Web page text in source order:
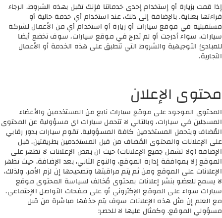
إذا قمت بزيارة أو إستخدام إحدى خدماتنا فإنك تقبل بهذه الشروط، الرجاء
قراءتها بعناية. بالإضافة إلى ذلك، عند استخدام أي خدمة حالية أو
مستقبلية في موقع سيارات أو زيارة أو استخدام أي من الأعمال لشركة
سيارات، سواء أدرجت أو لم تدرج في موقع سيارات، سوف تخضع أيضا
للمبادئ التوجيهية والشروط التي تنطبق على هذه الخدمة أو الأعمال
التجارية.
محتوى الإعلان
المحتوى الموجود على موقع سيارات نابع من المستخدمين والأعضاء
المسجلين في سيارات، وبالتالي لا تتحمل سيارات اي مسؤولية عن المحتوى
المُضاف ويتحمل المستخدمين كافة المسؤولية. تقوم سيارات بدور رقابي
على الإعلانات والمحتوى المُضاف من قبل المستخدمين بطريقتين، قبل
الإضافة (ولا تشمل جميع الإعلانات) حيث ان بعض الإعلانات لا تظهر على
الموقع إلا بموافقة إدارة الموقع، والنوع الثاني، بعد الإضافة، حيث تظهر
الإعلانات على الموقع ومن ثم يتم مراقبتها وتصحيحها إن لزم الأمر. ولذلك،
لا يسمح للعضو بنشر إعلانات بمحتوى مُخالف لسياسة المحتوى موقع
سيارات سواء على الموقع الإكتروني أو على صفحات التواصل الإجتماعي.
مع العلم إن مثل هذه الإعلانات سوف يتم حذفها مباشرة من قبل
مسؤولي الموقع. وكمثال عليها لا للحصر: